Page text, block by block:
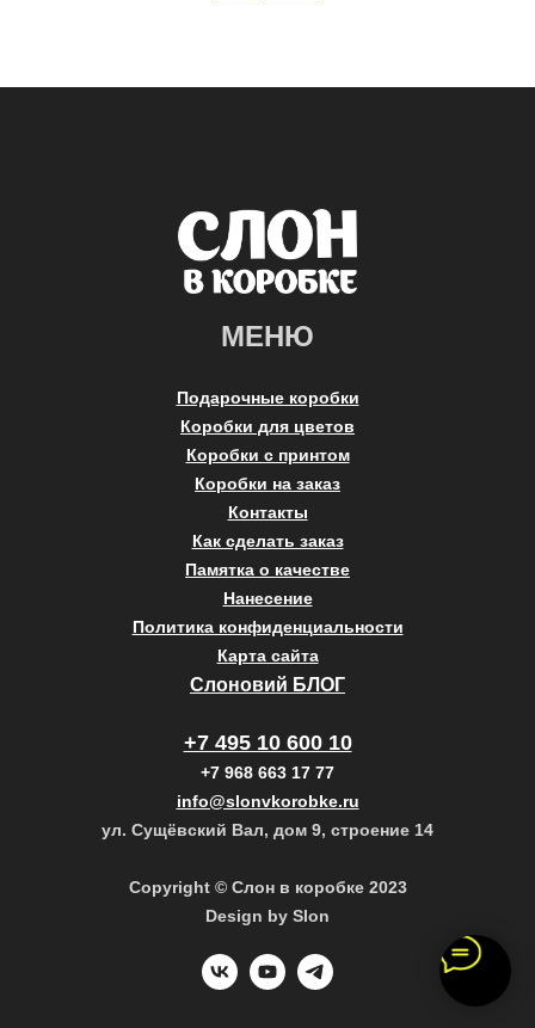
МЕНЮ
Подарочные коробки
Коробки для цветов
Коробки с принтом
Коробки на заказ
Контакты
Как сделать заказ
Памятка о качестве
Нанесение
Политика конфиденциальности
Карта сайта
Слоновий БЛОГ
+7 495 10 600 10
+7 968 663 17 77
info@slonvkorobke.ru
ул. Сущёвский Вал, дом 9, строение 14
Copyright © Слон в коробке 2023
Design by Slon